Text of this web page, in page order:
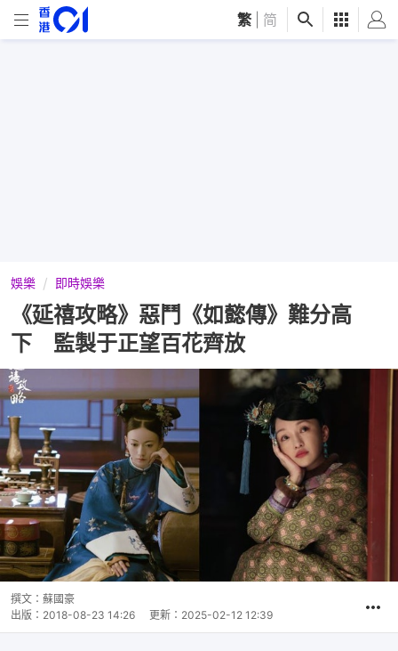
繁 简
娛樂 即時娛樂
《延禧攻略》惡鬥《如懿傳》難分高
下 監製于正望百花齊放
撰文： 蘇國豪
出版： 2018-08-23 14:26 更新： 2025-02-12 12:39